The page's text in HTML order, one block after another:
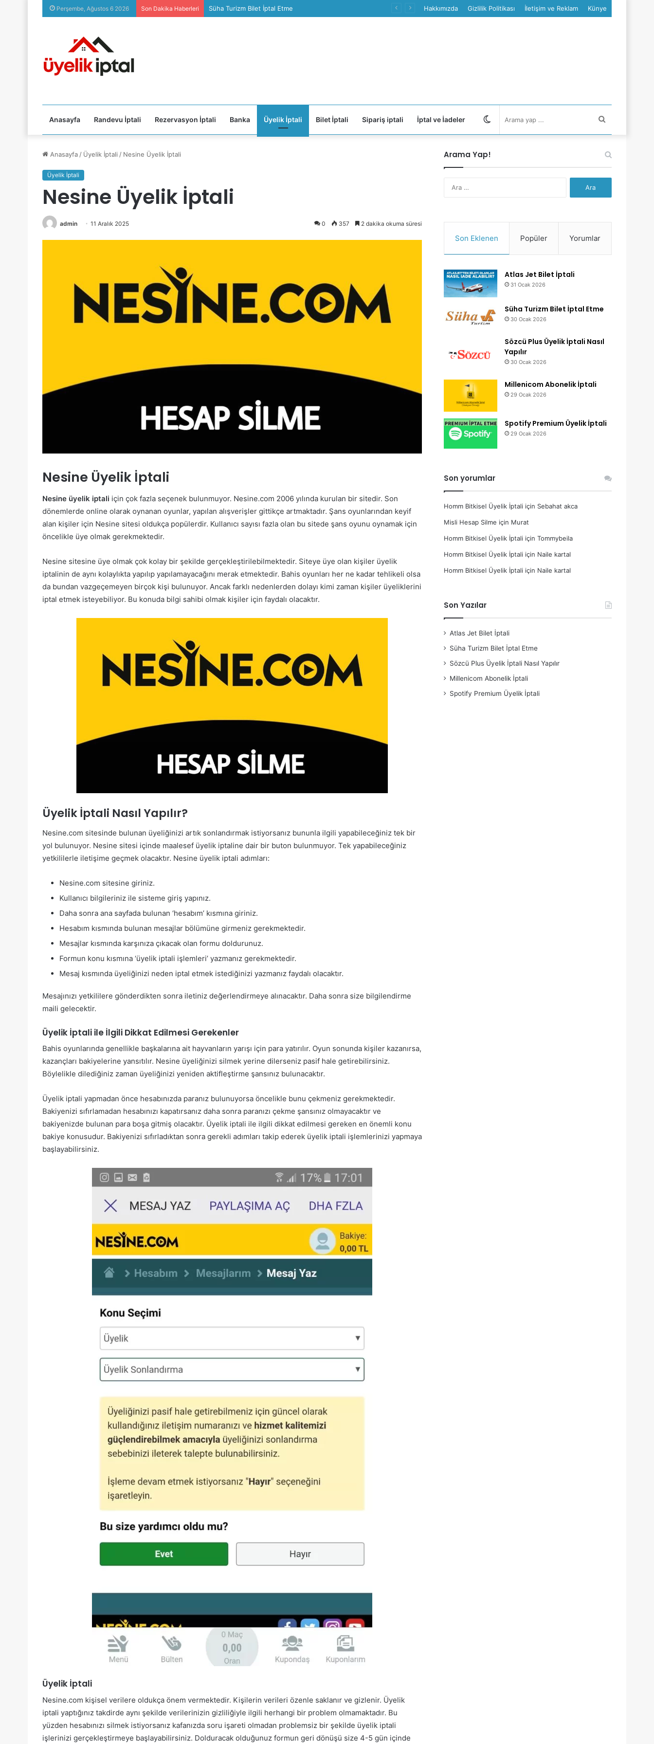
Perşembe, Ağustos 6 2026 Son Dakika Haberleri Süha Turizm Bilet İptal Etme Hakkımızda Gizlilik Politikası İletişim ve Reklam Künye
Anasayfa Randevu İptali Rezervasyon İptali Banka Üyelik İptali Bilet İptali Sipariş iptali İptal ve İadeler
...
değiştir
Anasayfa / Üyelik İptali / Nesine Üyelik İptali
Üyelik İptali
Nesine Üyelik İptali
admin 11 Aralık 2025 0 357 2 dakika okuma süresi
Nesine Üyelik İptali
Nesine üyelik iptali için çok fazla seçenek bulunmuyor. Nesine.com 2006 yılında kurulan bir sitedir. Son
dönemlerde online olarak oynanan oyunlar, yapılan alışverişler gittikçe artmaktadır. Şans oyunlarından keyif
alan kişiler için Nesine sitesi oldukça popülerdir. Kullanıcı sayısı fazla olan bu sitede şans oyunu oynamak için
öncelikle üye olmak gerekmektedir.
Nesine sitesine üye olmak çok kolay bir şekilde gerçekleştirilebilmektedir. Siteye üye olan kişiler üyelik
iptalinin de aynı kolaylıkta yapılıp yapılamayacağını merak etmektedir. Bahis oyunları her ne kadar tehlikeli olsa
da bundan vazgeçemeyen birçok kişi bulunuyor. Ancak farklı nedenlerden dolayı kimi zaman kişiler üyeliklerini
iptal etmek isteyebiliyor. Bu konuda bilgi sahibi olmak kişiler için faydalı olacaktır.
Üyelik İptali Nasıl Yapılır?
Nesine.com sitesinde bulunan üyeliğinizi artık sonlandırmak istiyorsanız bununla ilgili yapabileceğiniz tek bir
yol bulunuyor. Nesine sitesi içinde maalesef üyelik iptaline dair bir buton bulunmuyor. Tek yapabileceğiniz
yetkililerle iletişime geçmek olacaktır. Nesine üyelik iptali adımları:
Nesine.com sitesine giriniz.
Kullanıcı bilgileriniz ile sisteme giriş yapınız.
Daha sonra ana sayfada bulunan ‘hesabım’ kısmına giriniz.
Hesabım kısmında bulunan mesajlar bölümüne girmeniz gerekmektedir.
Mesajlar kısmında karşınıza çıkacak olan formu doldurunuz.
Formun konu kısmına ‘üyelik iptali işlemleri’ yazmanız gerekmektedir.
Mesaj kısmında üyeliğinizi neden iptal etmek istediğinizi yazmanız faydalı olacaktır.
Mesajınızı yetkililere gönderdikten sonra iletiniz değerlendirmeye alınacaktır. Daha sonra size bilgilendirme
maili gelecektir.
Üyelik İptali ile İlgili Dikkat Edilmesi Gerekenler
Bahis oyunlarında genellikle başkalarına ait hayvanların yarışı için para yatırılır. Oyun sonunda kişiler kazanırsa,
kazançları bakiyelerine yansıtılır. Nesine üyeliğinizi silmek yerine dilerseniz pasif hale getirebilirsiniz.
Böylelikle dilediğiniz zaman üyeliğinizi yeniden aktifleştirme şansınız bulunacaktır.
Üyelik iptali yapmadan önce hesabınızda paranız bulunuyorsa öncelikle bunu çekmeniz gerekmektedir.
Bakiyenizi sıfırlamadan hesabınızı kapatırsanız daha sonra paranızı çekme şansınız olmayacaktır ve
bakiyenizde bulunan para boşa gitmiş olacaktır. Üyelik iptali ile ilgili dikkat edilmesi gereken en önemli konu
bakiye konusudur. Bakiyenizi sıfırladıktan sonra gerekli adımları takip ederek üyelik iptali işlemlerinizi yapmaya
başlayabilirsiniz.
Üyelik İptali
Nesine.com kişisel verilere oldukça önem vermektedir. Kişilerin verileri özenle saklanır ve gizlenir. Üyelik
iptali yaptığınız takdirde aynı şekilde verilerinizin gizliliğiyle ilgili herhangi bir problem olmamaktadır. Bu
yüzden hesabınızı silmek istiyorsanız kafanızda soru işareti olmadan problemsiz bir şekilde üyelik iptali
işlerinizi gerçekleştirmeye başlayabilirsiniz. Dolduracak olduğunuz formun geri dönüşü size 4-5 gün içinde
Arama Yap!
Son Eklenen Popüler Yorumlar
Atlas Jet Bilet İptali
31 Ocak 2026
Süha Turizm Bilet İptal Etme
30 Ocak 2026
Sözcü Plus Üyelik İptali Nasıl
Yapılır
30 Ocak 2026
Millenicom Abonelik İptali
29 Ocak 2026
Spotify Premium Üyelik İptali
29 Ocak 2026
Son yorumlar
Homm Bitkisel Üyelik İptali için Sebahat akca
Misli Hesap Silme için Murat
Homm Bitkisel Üyelik İptali içinTommybeila
Homm Bitkisel Üyelik İptali için Naile kartal
Homm Bitkisel Üyelik İptali için Naile kartal
Son Yazılar
Atlas Jet Bilet İptali
Süha Turizm Bilet İptal Etme
Sözcü Plus Üyelik İptali Nasıl Yapılır
Millenicom Abonelik İptali
Spotify Premium Üyelik İptali